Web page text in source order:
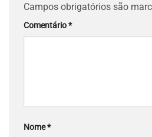
Campos obrigatórios são
Comentário*
Nome*